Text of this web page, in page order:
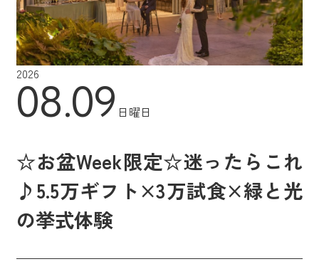
2026
08.09 日曜日
☆お盆Week限定☆迷ったらこれ
♪5.5万ギフト×3万試食×緑と光
の挙式体験